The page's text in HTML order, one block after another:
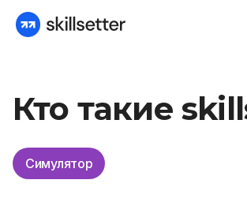
Кто такие
Симулятор